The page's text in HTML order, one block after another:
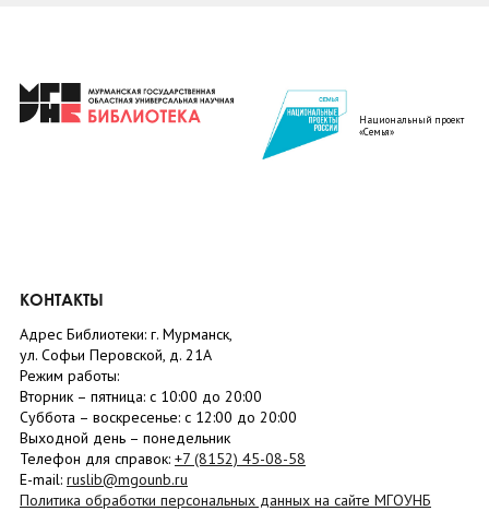
Национальный проект
«Семья»
КОНТАКТЫ
Адрес Библиотеки: г. Мурманск,
ул. Софьи Перовской, д. 21А
Режим работы:
Вторник – пятница: с 10:00 до 20:00
Суббота – воскресенье: c 12:00 до 20:00
Выходной день – понедельник
Телефон для справок: +7 (8152) 45-08-58
E-mail: ruslib@mgounb.ru
Политика обработки персональных данных на сайте МГОУНБ